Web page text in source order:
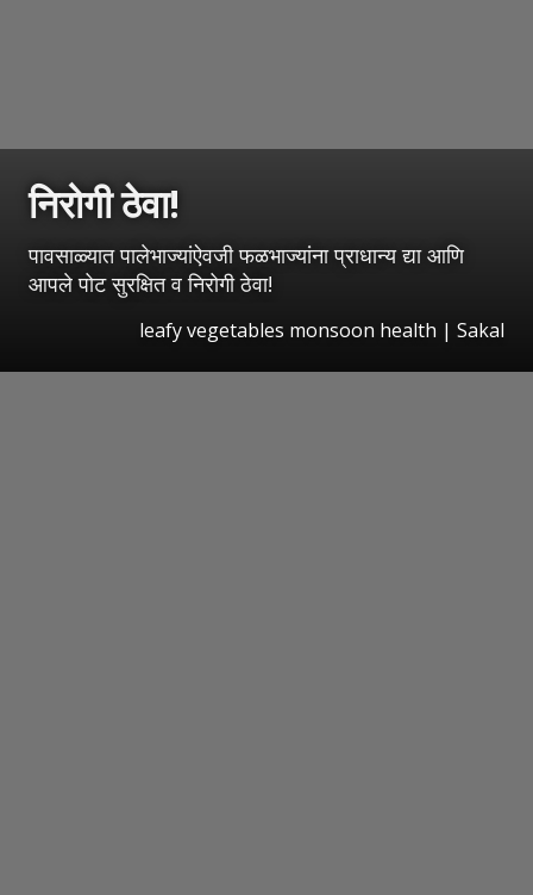
निरोगी ठेवा!
पावसाळ्यात पालेभाज्यांऐवजी फळभाज्यांना प्राधान्य द्या आणि
आपले पोट सुरक्षित व निरोगी ठेवा!
leafy vegetables monsoon health | Sakal